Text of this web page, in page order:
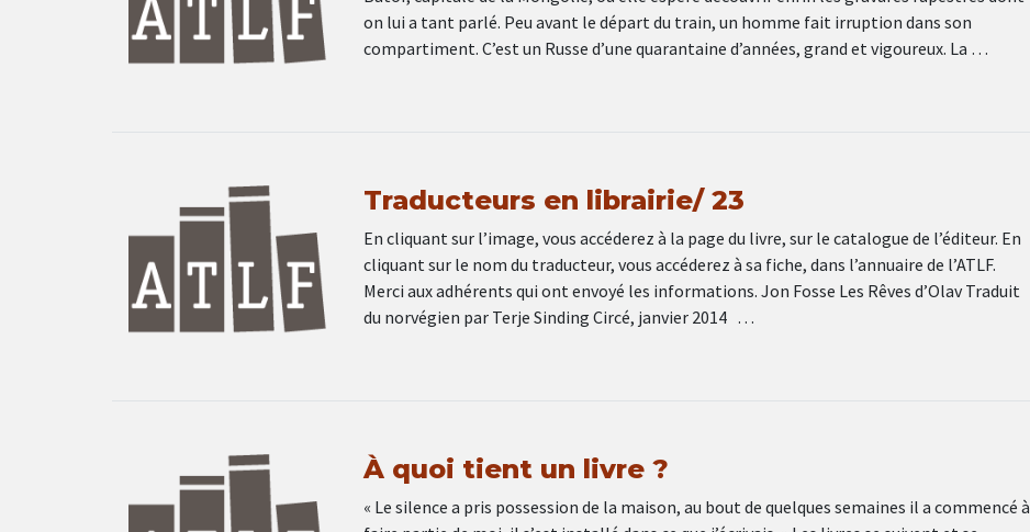
on lui a tant parlé. Peu avant le départ du train, un homme fait irruption dans son
compartiment. C’est un Russe d’une quarantaine d’années, grand et vigoureux. La …
Traducteurs en librairie/ 23
En cliquant sur l’image, vous accéderez à la page du livre, sur le catalogue de l’éditeur. En
cliquant sur le nom du traducteur, vous accéderez à sa fiche, dans l’annuaire de l’ATLF.
Merci aux adhérents qui ont envoyé les informations. Jon Fosse Les Rêves d’Olav Traduit
du norvégien par Terje Sinding Circé, janvier 2014 …
À quoi tient un livre ?
« Le silence a pris possession de la maison, au bout de quelques semaines il a commencé à